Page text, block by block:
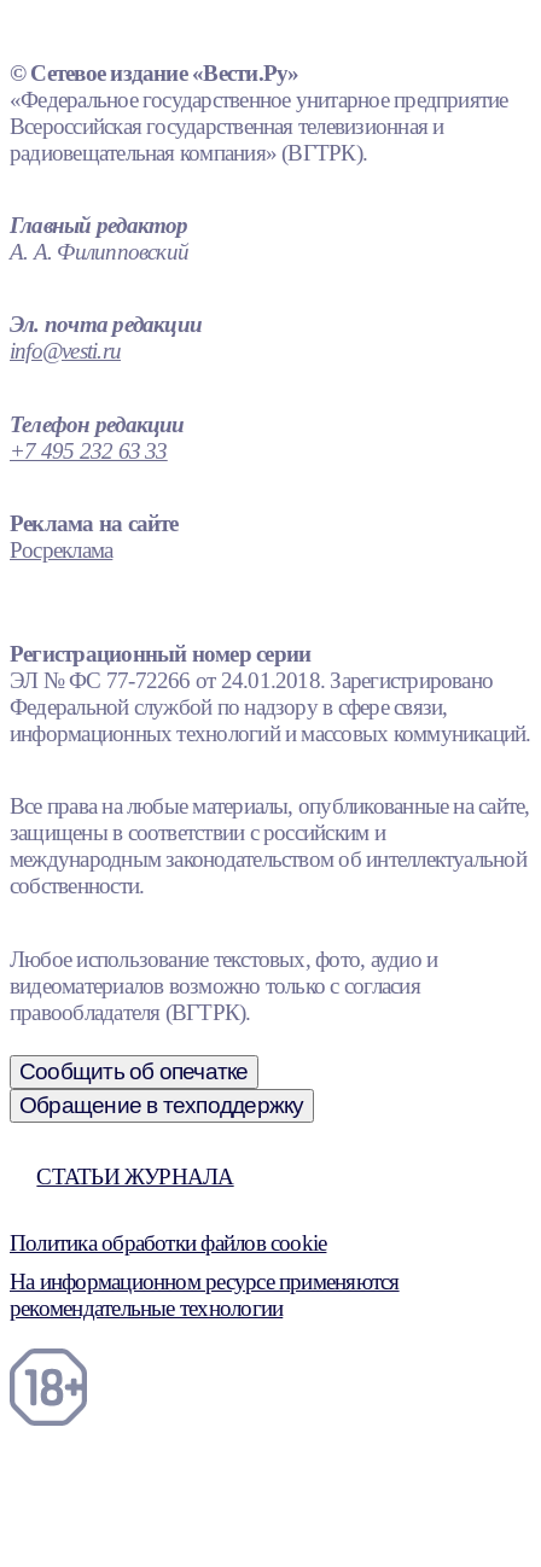
© Сетевое издание «Вести.Ру»
«Федеральное государственное унитарное предприятие
Всероссийская государственная телевизионная и
радиовещательная компания» (ВГТРК).
Главный редактор
А. А. Филипповский
Эл. почта редакции
info@vesti.ru
Телефон редакции
+7 495 232 63 33
Реклама на сайте
Росреклама
Регистрационный номер серии
ЭЛ № ФС 77-72266 от 24.01.2018. Зарегистрировано
Федеральной службой по надзору в сфере связи,
информационных технологий и массовых коммуникаций.
Все права на любые материалы, опубликованные на сайте,
защищены в соответствии с российским и
международным законодательством об интеллектуальной
собственности.
Любое использование текстовых, фото, аудио и
видеоматериалов возможно только с согласия
правообладателя (ВГТРК).
Сообщить об опечатке
Обращение в техподдержку
СТАТЬИ ЖУРНАЛА
Политика обработки файлов cookie
На информационном ресурсе применяются
рекомендательные технологии